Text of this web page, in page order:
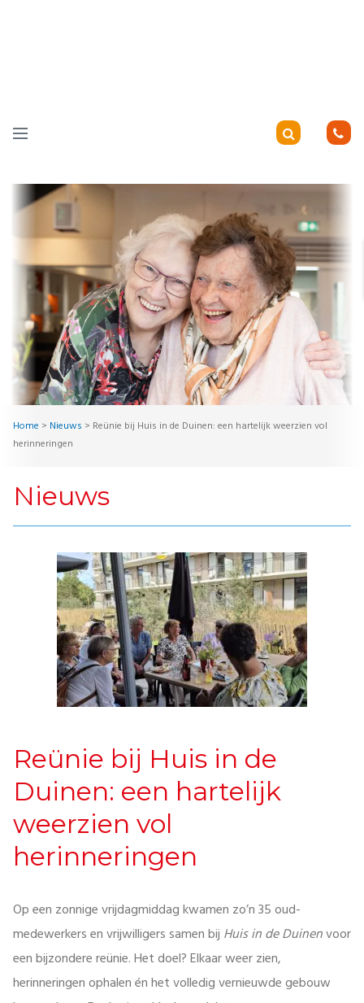
Home > Nieuws > Reünie bij Huis in de Duinen: een hartelijk weerzien vol
herinneringen
Nieuws
Reünie bij Huis in de
Duinen: een hartelijk
weerzien vol
herinneringen
Op een zonnige vrijdagmiddag kwamen zo’n 35 oud-
medewerkers en vrijwilligers samen bij Huis in de Duinenvoor
een bijzondere reünie. Het doel? Elkaar weer zien,
herinneringen ophalen én het volledig vernieuwde gebouw